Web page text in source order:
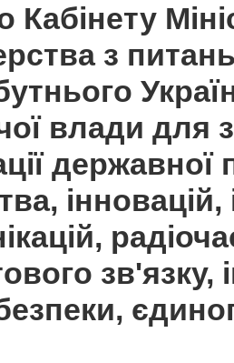
Кабінету
з
влади для
зв'язку,